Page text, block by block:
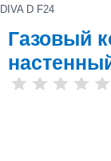
DIVA D F24
Газовый